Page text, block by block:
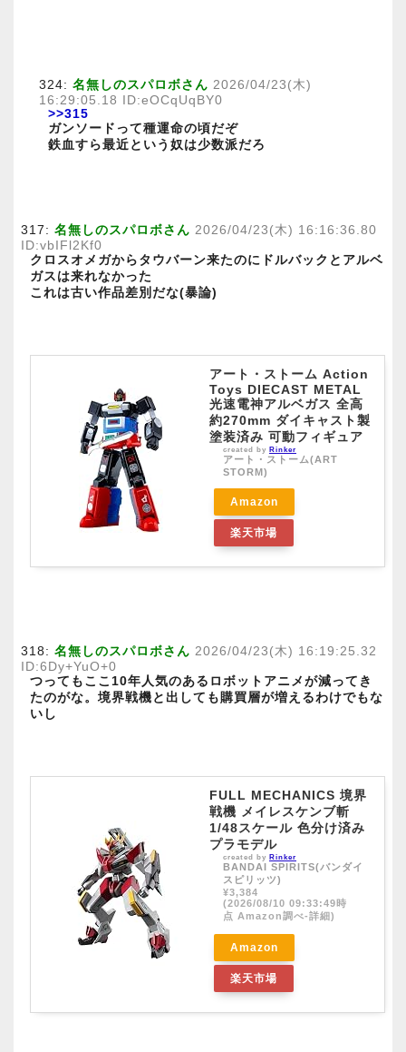
324: 名無しのスパロボさん 2026/04/23(木)
16:29:05.18 ID:eOCqUqBY0
>>315
ガンソードって種運命の頃だぞ
鉄血すら最近という奴は少数派だろ
317: 名無しのスパロボさん 2026/04/23(木) 16:16:36.80
ID:vbIFl2Kf0
クロスオメガからタウバーン来たのにドルバックとアルベ
ガスは来れなかった
これは古い作品差別だな(暴論)
アート・ストーム Action
Toys DIECAST METAL
光速電神アルベガス 全高
約270mm ダイキャスト製
塗装済み 可動フィギュア
created by Rinker
アート・ストーム(ART
STORM)
Amazon
楽天市場
318: 名無しのスパロボさん 2026/04/23(木) 16:19:25.32
ID:6Dy+YuO+0
つってもここ10年人気のあるロボットアニメが減ってき
たのがな。境界戦機と出しても購買層が増えるわけでもな
いし
FULL MECHANICS 境界
戦機 メイレスケンブ斬
1/48スケール 色分け済み
プラモデル
created by Rinker
BANDAI SPIRITS(バンダイ
スピリッツ)
¥3,384
(2026/08/10 09:33:49時
点 Amazon調べ-詳細)
Amazon
楽天市場